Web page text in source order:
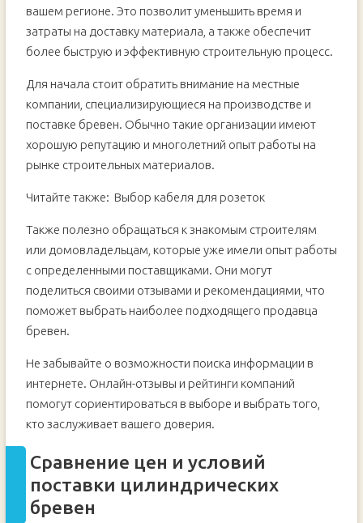
вашем регионе. Это позволит уменьшить время и
затраты на доставку материала, а также обеспечит
более быструю и эффективную строительную процесс.
Для начала стоит обратить внимание на местные
компании, специализирующиеся на производстве и
поставке бревен. Обычно такие организации имеют
хорошую репутацию и многолетний опыт работы на
рынке строительных материалов.
Читайте также: Выбор кабеля для розеток
Также полезно обращаться к знакомым строителям
или домовладельцам, которые уже имели опыт работы
с определенными поставщиками. Они могут
поделиться своими отзывами и рекомендациями, что
поможет выбрать наиболее подходящего продавца
бревен.
Не забывайте о возможности поиска информации в
интернете. Онлайн-отзывы и рейтинги компаний
помогут сориентироваться в выборе и выбрать того,
кто заслуживает вашего доверия.
Сравнение цен и условий
поставки цилиндрических
бревен